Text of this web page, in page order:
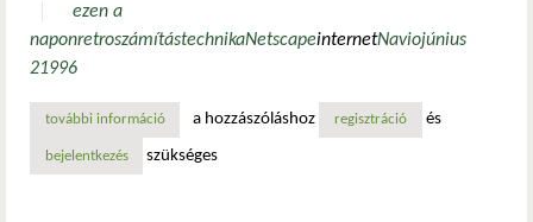
ezen a
naponretroszámítástechnikaNetscapeinternetNaviojúnius
21996
további információnetscape navio: korai kísérlet a „windows utáni”
a hozzászóláshoz regisztráció és
bejelentkezés szükséges